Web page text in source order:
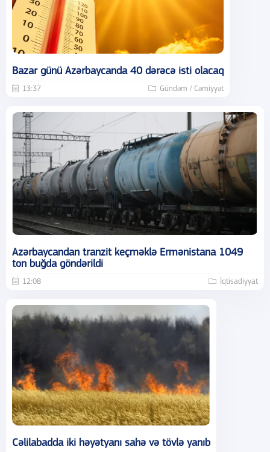
Bazar günü Azərbaycanda 40 dərəcə isti olacaq
13:37 Gündəm / Cəmiyyət
Azərbaycandan tranzit keçməklə Ermənistana 1049
ton buğda göndərildi
12:08 İqtisadiyyat
Cəlilabadda iki həyətyanı sahə və tövlə yanıb